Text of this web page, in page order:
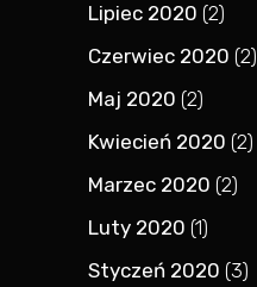
Lipiec 2020 (2)
Czerwiec 2020 (2)
Maj 2020 (2)
Kwiecień 2020 (2)
Marzec 2020 (2)
Luty 2020 (1)
Styczeń 2020 (3)